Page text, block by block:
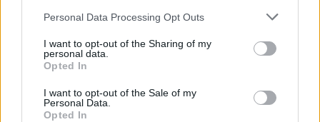
Personal Data Processing Opt Outs
I want to opt-out of the Sharing of my
personal data.
Opted In
I want to opt-out of the Sale of my
Personal Data.
Opted In
feladatok és megoldások
érettségi hivatalos megoldásai
belföld
érettségi 2019
őszi érettségi 2019